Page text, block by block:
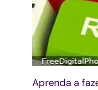
Aprenda a